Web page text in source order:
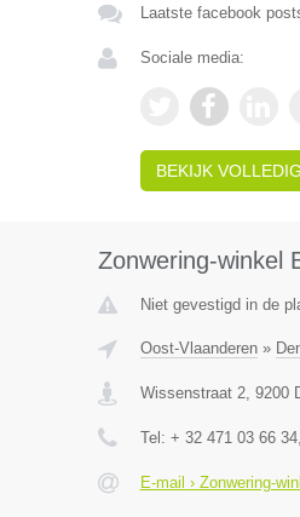
Laatste facebook
Sociale media:
BEKIJK
Zonwering-winkel
Niet gevestigd in de
Oost-Vlaanderen»
Wissenstraat 2, 9200
Tel: + 32 471 03 66 34
E-mail › Zonwering-